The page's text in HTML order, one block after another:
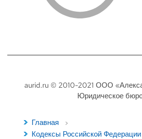
aurid.ru © 2010-2021 ООО
Юридическое
Главная
Кодексы Российской Федерации